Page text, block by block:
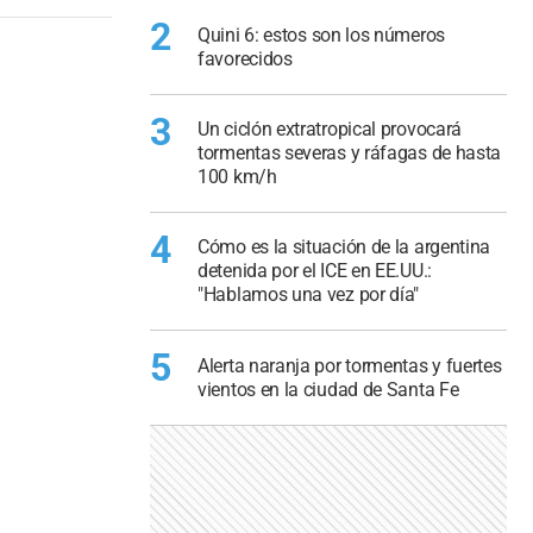
2
Quini 6: estos son los números
favorecidos
3
Un ciclón extratropical provocará
tormentas severas y ráfagas de hasta
100 km/h
4
Cómo es la situación de la argentina
detenida por el ICE en EE.UU.:
"Hablamos una vez por día"
5
Alerta naranja por tormentas y fuertes
vientos en la ciudad de Santa Fe